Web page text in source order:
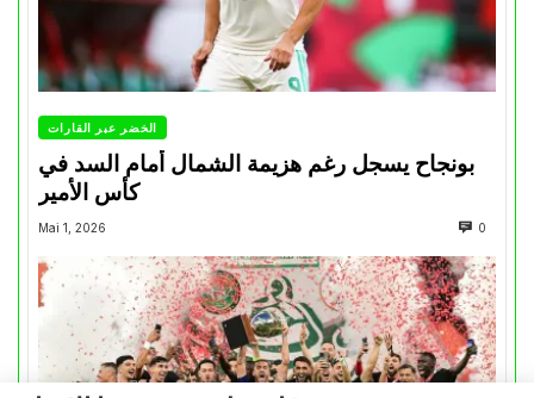
الخضر عبر القارات
بونجاح يسجل رغم هزيمة الشمال أمام السد في
كأس الأمير
Mai 1, 2026 0